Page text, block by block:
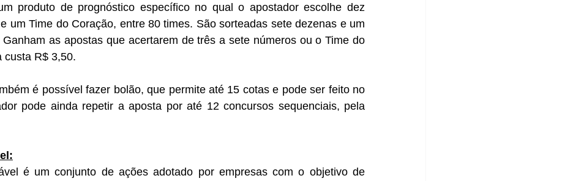
produto de prognóstico específico no qual o apostador escolhe dez
um Time do Coração, entre 80 times. São sorteadas sete dezenas e um
as apostas que acertarem de três a sete números ou o Time do
custa R$ 3,50.
é possível fazer bolão, que permite até 15 cotas e pode ser feito no
pode ainda repetir a aposta por até 12 concursos sequenciais, pela
é um conjunto de ações adotado por empresas com o objetivo de